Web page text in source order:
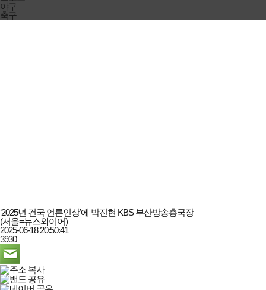
야구
축구
‘2025년 건국 언론인상’에 박진현 KBS 부산방송총국장
(서울=뉴스와이어)
2025-06-18 20:50:41
3930